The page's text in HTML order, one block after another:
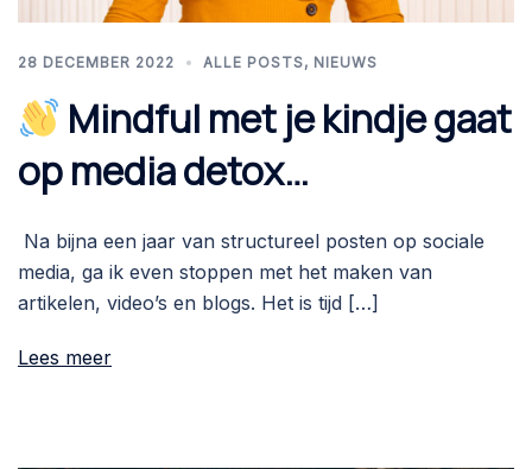
28 DECEMBER 2022 ALLE POSTS, NIEUWS
Mindful met je kindje gaat
op media detox…
Na bijna een jaar van structureel posten op sociale
media, ga ik even stoppen met het maken van
artikelen, video’s en blogs. Het is tijd […]
Lees meer